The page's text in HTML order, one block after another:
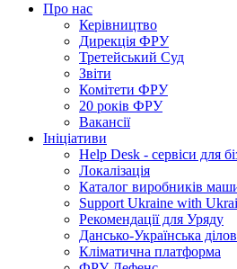
Про нас
Керівництво
Дирекція ФРУ
Третейський Суд
Звіти
Комітети ФРУ
20 років ФРУ
Вакансії
Ініціативи
Help Desk - сервіси для
Локалізація
Каталог виробників
Support Ukraine with
Рекомендації для Уряду
Дансько-Українська
Кліматична платформа